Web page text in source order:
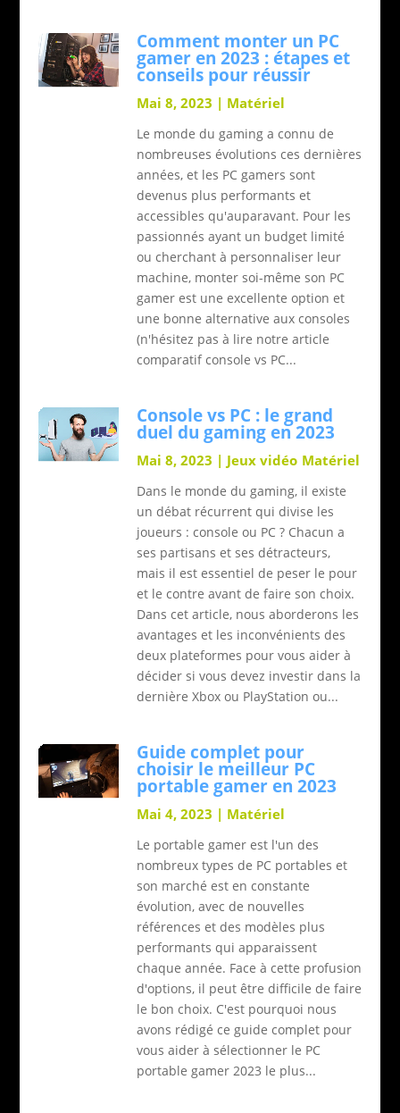
Comment monter un PC
gamer en 2023 : étapes et
conseils pour réussir
Mai 8, 2023 | Matériel
Le monde du gaming a connu de
nombreuses évolutions ces dernières
années, et les PC gamers sont
devenus plus performants et
accessibles qu'auparavant. Pour les
passionnés ayant un budget limité
ou cherchant à personnaliser leur
machine, monter soi-même son PC
gamer est une excellente option et
une bonne alternative aux consoles
(n'hésitez pas à lire notre article
comparatif console vs PC...
Console vs PC : le grand
duel du gaming en 2023
Mai 8, 2023 | Jeux vidéo Matériel
Dans le monde du gaming, il existe
un débat récurrent qui divise les
joueurs : console ou PC ? Chacun a
ses partisans et ses détracteurs,
mais il est essentiel de peser le pour
et le contre avant de faire son choix.
Dans cet article, nous aborderons les
avantages et les inconvénients des
deux plateformes pour vous aider à
décider si vous devez investir dans la
dernière Xbox ou PlayStation ou...
Guide complet pour
choisir le meilleur PC
portable gamer en 2023
Mai 4, 2023 | Matériel
Le portable gamer est l'un des
nombreux types de PC portables et
son marché est en constante
évolution, avec de nouvelles
références et des modèles plus
performants qui apparaissent
chaque année. Face à cette profusion
d'options, il peut être difficile de faire
le bon choix. C'est pourquoi nous
avons rédigé ce guide complet pour
vous aider à sélectionner le PC
portable gamer 2023 le plus...